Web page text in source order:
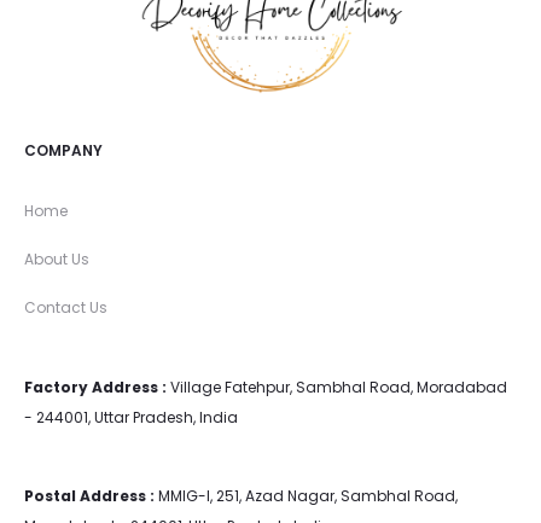
COMPANY
Home
About Us
Contact Us
Factory Address : Village Fatehpur, Sambhal Road, Moradabad
- 244001, Uttar Pradesh, India
Postal Address : MMIG-I, 251, Azad Nagar, Sambhal Road,